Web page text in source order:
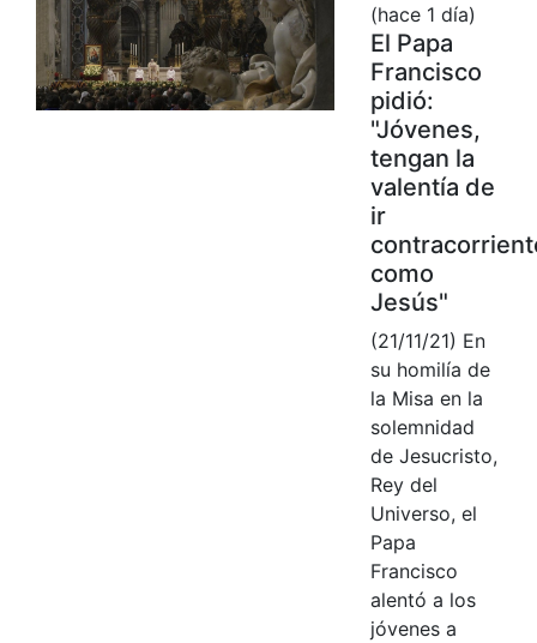
(hace 1 día)
El Papa
Francisco
pidió:
"Jóvenes,
tengan la
valentía de
ir
como
Jesús"
(21/11/21) En
su homilía de
la Misa en la
solemnidad
de Jesucristo,
Rey del
Universo, el
Papa
Francisco
alentó a los
jóvenes a